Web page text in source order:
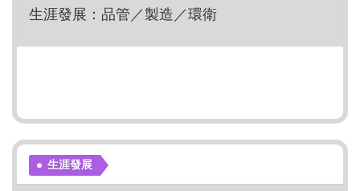
生涯發展：品管／製造／環衛
生涯發展